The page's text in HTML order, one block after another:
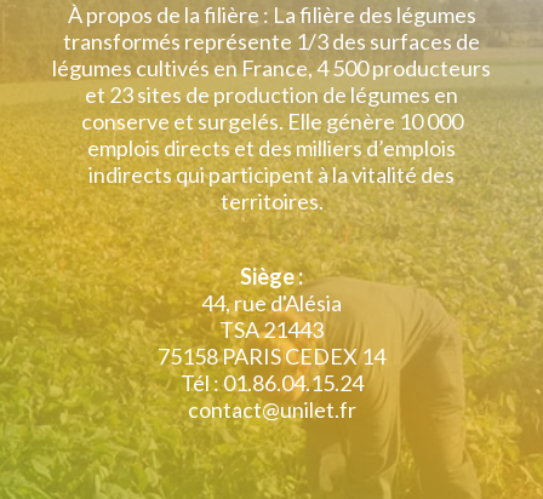
À propos de la filière : La filière des légumes
transformés représente 1/3 des surfaces de
légumes cultivés en France, 4 500 producteurs
et 23 sites de production de légumes en
conserve et surgelés. Elle génère 10 000
emplois directs et des milliers d’emplois
indirects qui participent à la vitalité des
territoires.
Siège :
44, rue d'Alésia
TSA 21443
75158 PARIS CEDEX 14
Tél : 01.86.04.15.24
contact@unilet.fr